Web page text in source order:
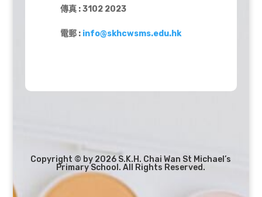
傳真 : 3102 2023
電郵 : info@skhcwsms.edu.hk
Copyright © by 2026 S.K.H. Chai Wan St Michael’s
Primary School. All Rights Reserved.